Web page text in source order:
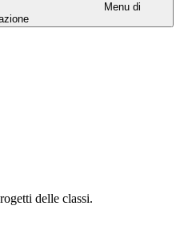
Menu di
delle classi.